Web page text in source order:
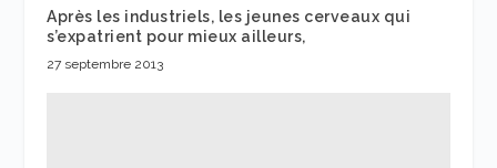
Après les industriels, les jeunes cerveaux qui
s’expatrient pour mieux ailleurs,
27 septembre 2013